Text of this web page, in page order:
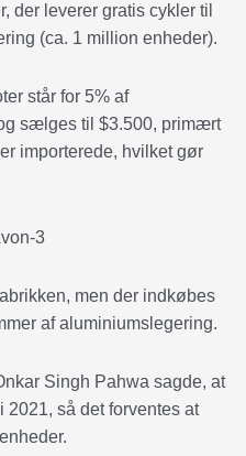
der leverer gratis cykler til
(ca. 1 million enheder).
står for 5% af
sælges til $3.500, primært
importerede, hvilket gør
men der indkøbes
af aluminiumslegering.
Singh Pahwa sagde, at
2021, så det forventes at